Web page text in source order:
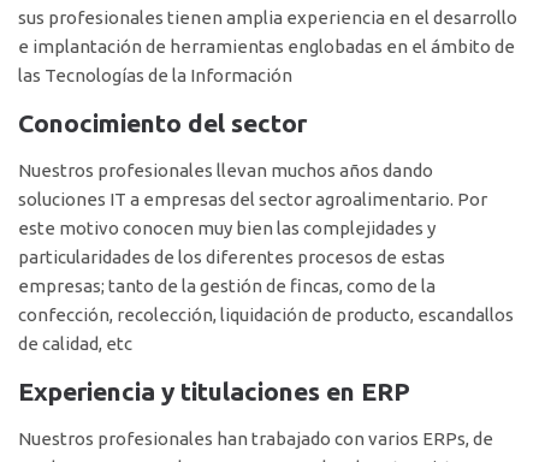
sus profesionales tienen amplia experiencia en el desarrollo
e implantación de herramientas englobadas en el ámbito de
las Tecnologías de la Información
Conocimiento del sector
Nuestros profesionales llevan muchos años dando
soluciones IT a empresas del sector agroalimentario. Por
este motivo conocen muy bien las complejidades y
particularidades de los diferentes procesos de estas
empresas; tanto de la gestión de fincas, como de la
confección, recolección, liquidación de producto, escandallos
de calidad, etc
Experiencia y titulaciones en ERP
Nuestros profesionales han trabajado con varios ERPs, de